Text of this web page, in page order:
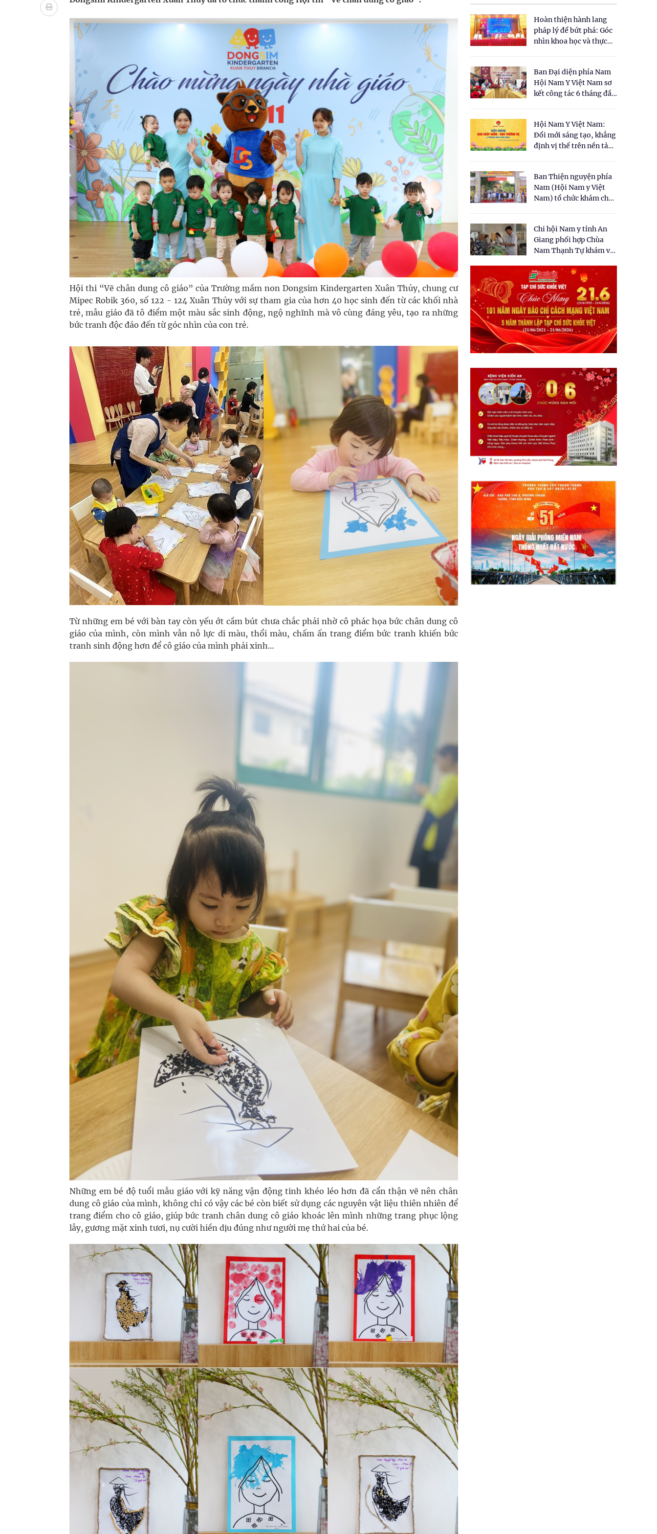
Không chỉ cắt tóc, Đông Tây Barbershop dành nguồn lực cho môi trường và cộng đồng
Bệnh viện không được thu thêm tiền của người bệnh bảo hiểm y tế nếu không đăng ký khám theo yêu
Ung thư thận: Nguy hiểm vì tiến triển quá âm thầm
Nhiều chuỗi hoạt động lớn được diễn ra tại Lễ hội sầu riêng 2026
Chấn chỉnh hoạt động kinh doanh dược liệu
Súp lơ xanh mang đến hy vọng mới trong phòng ngừa ung thư
Hội thi “Vẽ chân dung cô giáo” của Trường mầm non Dongsim Kindergarten Xuân Thủy, chung cư
Mipec Robik 360, số 122 - 124 Xuân Thủy với sự tham gia của hơn 40 học sinh đến từ các khối nhà
trẻ, mẫu giáo đã tô điểm một màu sắc sinh động, ngộ nghĩnh mà vô cùng đáng yêu, tạo ra những
bức tranh độc đáo đến từ góc nhìn của con trẻ.
Từ những em bé với bàn tay còn yếu ớt cầm bút chưa chắc phải nhờ cô phác họa bức chân dung cô
giáo của mình, còn mình vẫn nỗ lực di màu, thổi màu, chấm ấn trang điểm bức tranh khiến bức
tranh sinh động hơn để cô giáo của mình phải xinh…
Những em bé độ tuổi mẫu giáo với kỹ năng vận động tinh khéo léo hơn đã cẩn thận vẽ nên chân
dung cô giáo của mình, không chỉ có vậy các bé còn biết sử dụng các nguyên vật liệu thiên nhiên để
trang điểm cho cô giáo, giúp bức tranh chân dung cô giáo khoác lên mình những trang phục lộng
lẫy, gương mặt xinh tươi, nụ cười hiền dịu đúng như người mẹ thứ hai của bé.
Hoàn thiện hành lang
pháp lý để bứt phá: Góc
nhìn khoa học và thực
cho Luật Y dược cổ
truyền Việt Nam"
Ban Đại diện phía Nam
Hội Nam Y Việt Nam sơ
kết công tác 6 tháng đầu
Hội Nam Y Việt Nam:
Đổi mới sáng tạo, khẳng
định vị thế trên nền tảng
Ban Thiện nguyện phía
Nam (Hội Nam y Việt
Nam) tổ chức khám chữa
dân tại xã Tân Tập
Chi hội Nam y tỉnh An
Giang phối hợp Chùa
Nam Thạnh Tự khám và
nhân dân